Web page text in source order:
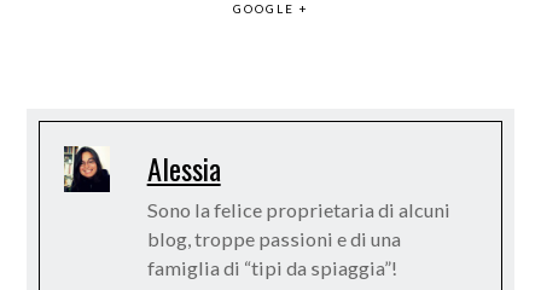
GOOGLE +
Alessia
Sono la felice proprietaria di alcuni
blog, troppe passioni e di una
famiglia di “tipi da spiaggia”!